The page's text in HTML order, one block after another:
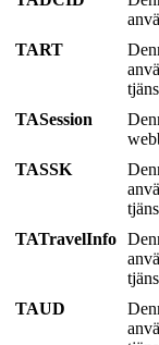
TART
TASession
TASSK
TATravelInfo
TAUD